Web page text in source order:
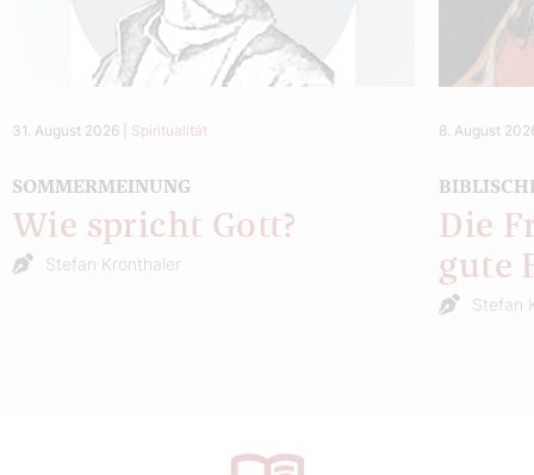
31. August 2026 Spiritualität
SOMMERMEINUNG
Wie spricht Gott?
Stefan Kronthaler
8. August
Die
gute
Stefan